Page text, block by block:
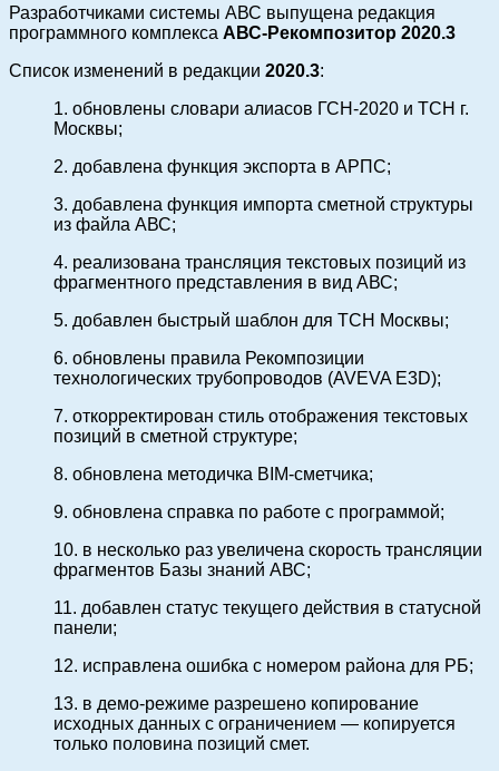
Разработчиками системы АВС выпущена редакция
программного комплекса АВС-Рекомпозитор 2020.3
Список изменений в редакции 2020.3:
1. обновлены словари алиасов ГСН-2020 и ТСН г.
Москвы;
2. добавлена функция экспорта в АРПС;
3. добавлена функция импорта сметной структуры
из файла АВС;
4. реализована трансляция текстовых позиций из
фрагментного представления в вид АВС;
5. добавлен быстрый шаблон для ТСН Москвы;
6. обновлены правила Рекомпозиции
технологических трубопроводов (AVEVA E3D);
7. откорректирован стиль отображения текстовых
позиций в сметной структуре;
8. обновлена методичка BIM-сметчика;
9. обновлена справка по работе с программой;
10. в несколько раз увеличена скорость трансляции
фрагментов Базы знаний АВС;
11. добавлен статус текущего действия в статусной
панели;
12. исправлена ошибка с номером района для РБ;
13. в демо-режиме разрешено копирование
исходных данных с ограничением — копируется
только половина позиций смет.